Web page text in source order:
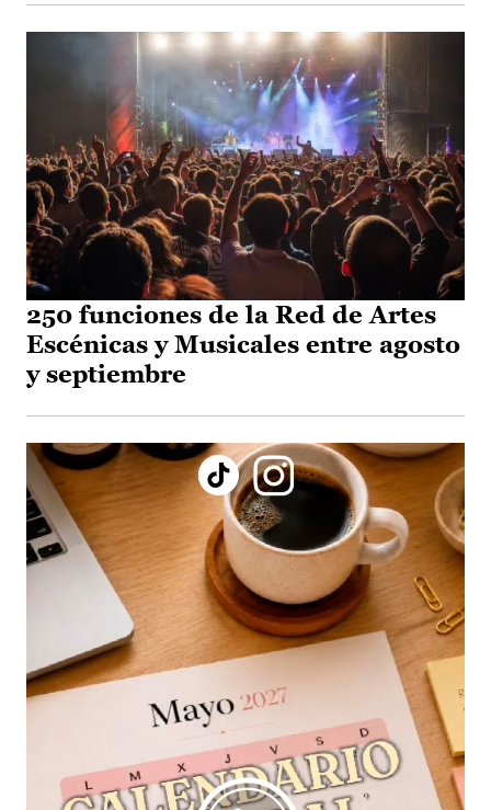
250 funciones de la Red de Artes
Escénicas y Musicales entre agosto
y septiembre